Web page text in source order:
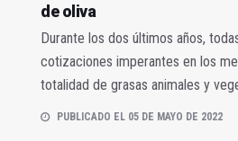
de oliva
Durante los dos últimos años,
cotizaciones imperantes en los
totalidad de grasas animales y
PUBLICADO EL 05 DE MAYO DE 2022